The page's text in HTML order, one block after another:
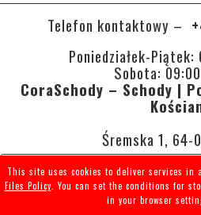
This site uses cookies to deliver services in
Files Policy . You can set the conditions for
in your browser
Telefon kontaktowy –
Poniedziałek-
Sobota:
CoraSchody – Schody |
Śremska 1, 64-
VIEW FULL VERSION
Sklep internetowy